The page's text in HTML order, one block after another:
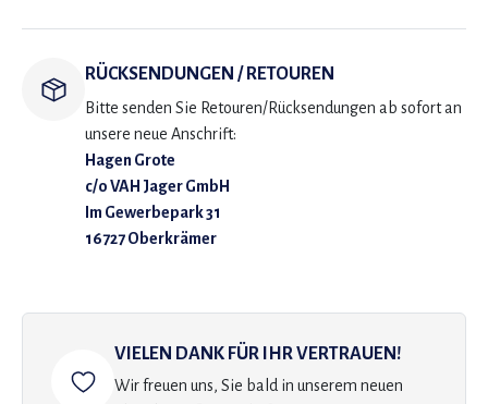
RÜCKSENDUNGEN / RETOUREN
Bitte senden Sie Retouren/Rücksendungen ab sofort an
unsere neue Anschrift:
Hagen Grote
c/o VAH Jager GmbH
Im Gewerbepark 31
16727 Oberkrämer
VIELEN DANK FÜR IHR VERTRAUEN!
Wir freuen uns, Sie bald in unserem neuen